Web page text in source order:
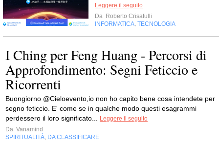
Leggere il seguito
Da Roberto Crisafulli
INFORMATICA TECNOLOGIA
I Ching per Feng Huang - Percorsi di
Approfondimento: Segni Feticcio e
Ricorrenti
Buongiorno @Cieloevento,io non ho capito bene cosa intendete per
segno feticcio. E' come se in qualche modo questi esagrammi
perdessero il loro significato...
Leggere il seguito
Da Vanamind
SPIRITUALITÀ DA CLASSIFICARE